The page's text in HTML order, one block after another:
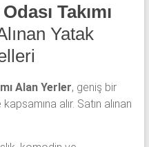
Takımı
Yatak
Alan Yerler, geniş bir
alır. Satın alınan